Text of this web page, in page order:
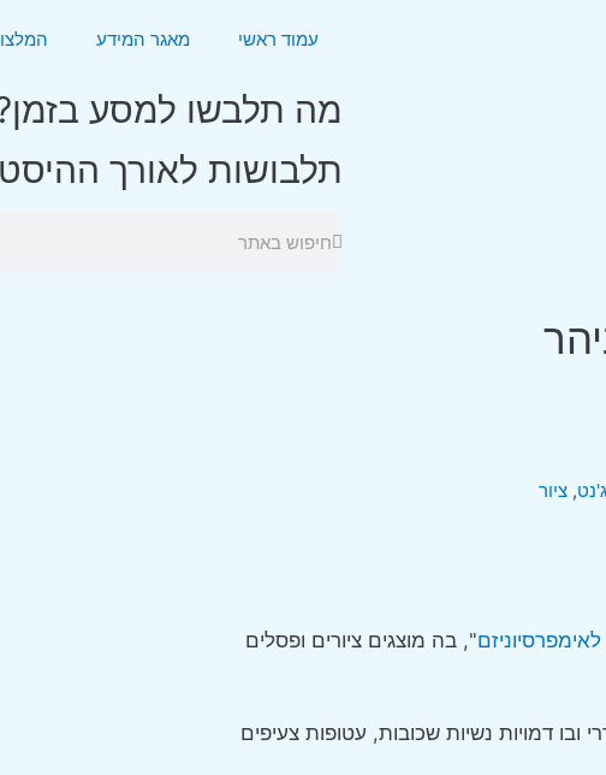
עמוד ראשי מאגר המידע
מה תלבשו למסע
תלבושות לאורך
, ציור
", בה מוצגים ציורים ופסלים
ובו דמויות נשיות שכובות, עטופות צעיפים